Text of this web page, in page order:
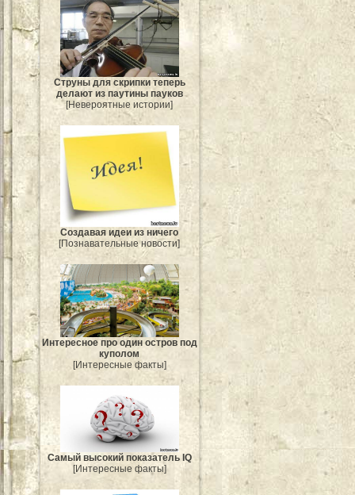
Струны для скрипки теперь
делают из паутины пауков
[Невероятные истории]
Создавая идеи из ничего
[Познавательные новости]
Интересное про один остров под
куполом
[Интересные факты]
Самый высокий показатель IQ
[Интересные факты]